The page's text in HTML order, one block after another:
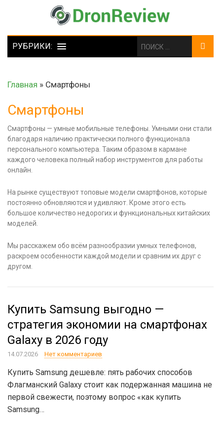
Главная » Смартфоны
Смартфоны
Смартфоны — умные мобильные телефоны. Умными они стали
благодаря наличию практически полного функционала
персонального компьютера. Таким образом в кармане
каждого человека полный набор инструментов для работы
онлайн.
На рынке существуют топовые модели смартфонов, которые
постоянно обновляются и удивляют. Кроме этого есть
большое количество недорогих и функциональных китайских
моделей.
Мы расскажем обо всём разнообразии умных телефонов,
раскроем особенности каждой модели и сравним их друг с
другом.
Купить Samsung выгодно —
стратегия экономии на смартфонах
Galaxy в 2026 году
14.07.2026 Нет комментариев
Купить Samsung дешевле: пять рабочих способов
Флагманский Galaxy стоит как подержанная машина не
первой свежести, поэтому вопрос «как купить
Samsung…